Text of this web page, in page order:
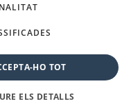
HO TOT
ELS DETALLS